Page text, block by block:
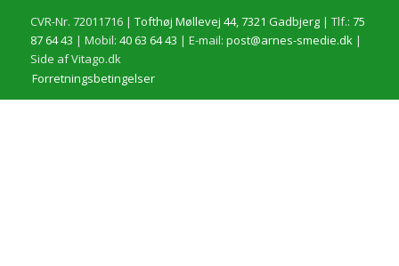
CVR-Nr. 72011716 | Tofthøj Møllevej 44, 7321 Gadbjerg| Tlf.: 75
87 64 43 | Mobil: 40 63 64 43 | E-mail: post@arnes-smedie.dk|
Side af Vitago.dk
Forretningsbetingelser